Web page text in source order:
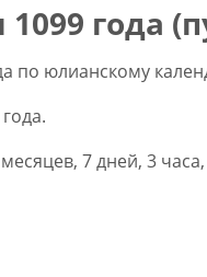
года
по юлианскому
7 дней, 3